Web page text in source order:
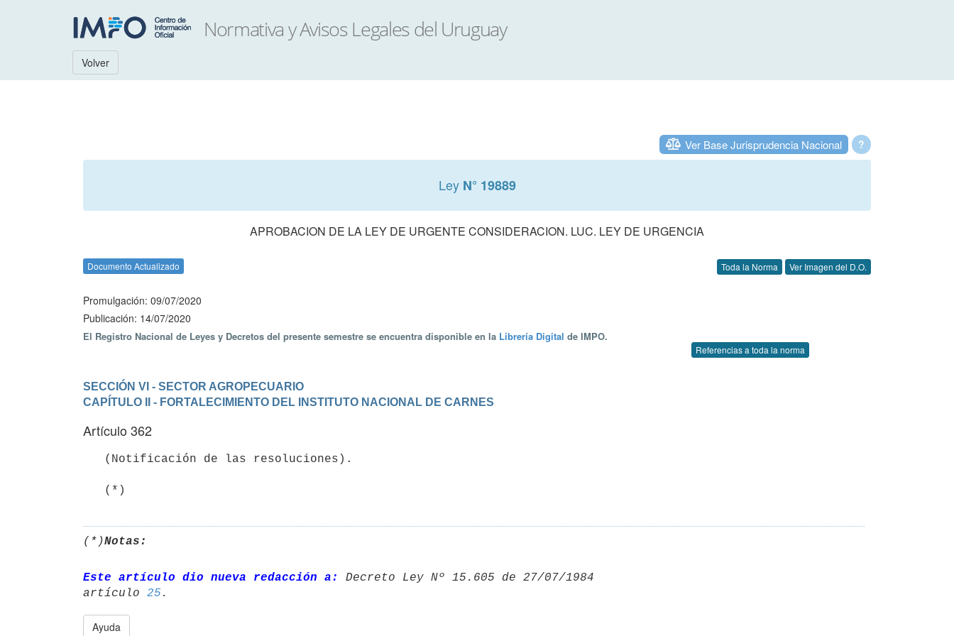
Volver
?
Ver Base Jurisprudencia Nacional
Ley N° 19889
APROBACION DE LA LEY DE URGENTE CONSIDERACION. LUC. LEY DE URGENCIA
Documento Actualizado Toda la Norma Ver Imagen del D.O.
Promulgación: 09/07/2020
Publicación: 14/07/2020
El Registro Nacional de Leyes y Decretos del presente semestre se encuentra disponible en la Librería Digital de IMPO.
Referencias a toda la norma
SECCIÓN VI - SECTOR AGROPECUARIO
CAPÍTULO II - FORTALECIMIENTO DEL INSTITUTO NACIONAL DE CARNES
Artículo 362
   (*)
(*)Notas:
Este artículo dio nueva redacción a:
Decreto Ley Nº 15.605 de 27/07/1984
artículo 25
Ayuda